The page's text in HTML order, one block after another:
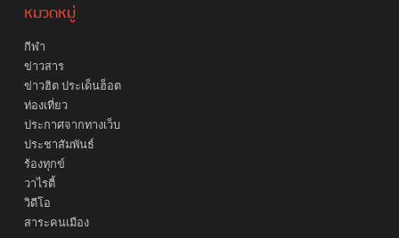
หมวดหมู่
กีฬา
ข่าวสาร
ข่าวฮิต ประเด็นฮ็อต
ท่องเที่ยว
ประกาศจากทางเว็บ
ประชาสัมพันธ์
ร้องทุกข์
วาไรตี้
วิดีโอ
สาระคนเมือง